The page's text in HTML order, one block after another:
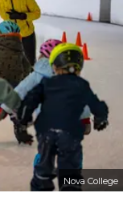
Nova College